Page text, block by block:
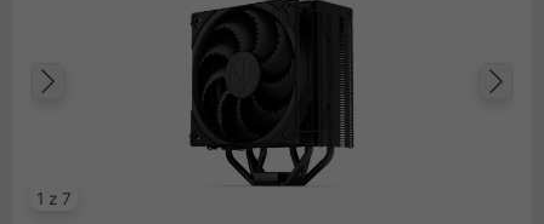
1 z 7
Poprzedni